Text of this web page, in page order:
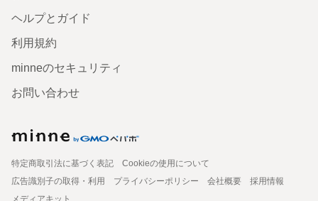
ヘルプとガイド
利用規約
minneのセキュリティ
お問い合わせ
特定商取引法に基づく表記
Cookieの使用について
広告識別子の取得・利用
プライバシーポリシー 会社概要
採用情報
メディアキット